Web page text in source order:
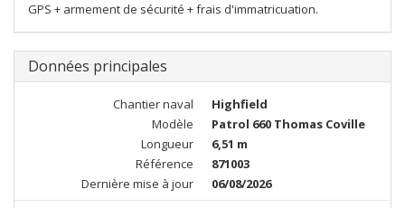
GPS + armement de sécurité + frais d'immatricuation.
Données principales
Chantier naval
Highfield
Modèle
Patrol 660 Thomas Coville
Longueur
6,51 m
Référence
871003
Dernière mise à jour
06/08/2026